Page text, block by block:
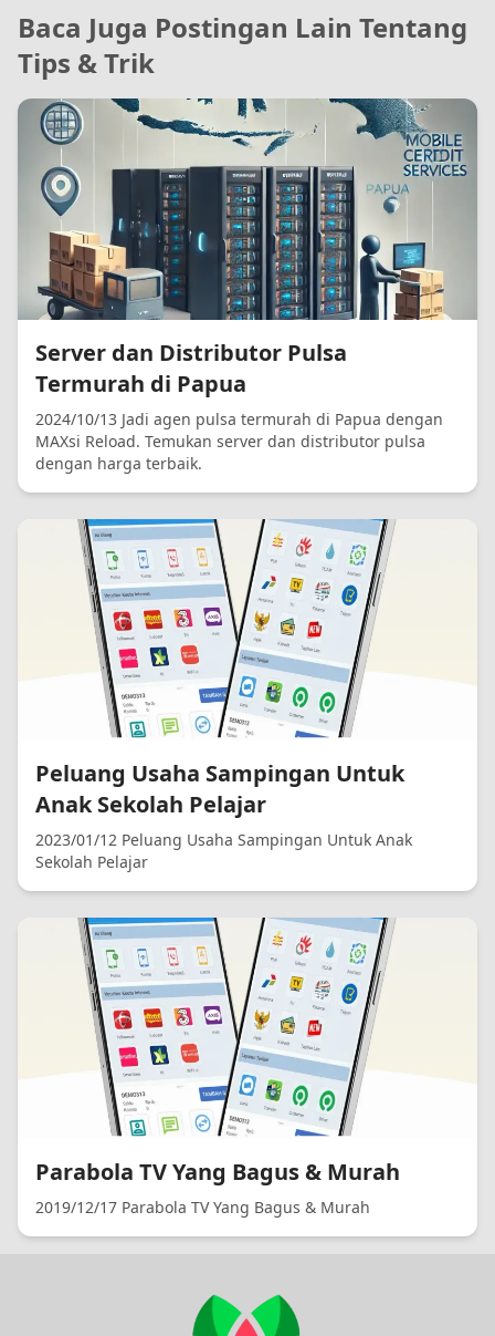
Baca Juga Postingan Lain Tentang
Tips & Trik
Server dan Distributor Pulsa
Termurah di Papua
2024/10/13 Jadi agen pulsa termurah di Papua dengan
MAXsi Reload. Temukan server dan distributor pulsa
dengan harga terbaik.
Peluang Usaha Sampingan Untuk
Anak Sekolah Pelajar
2023/01/12 Peluang Usaha Sampingan Untuk Anak
Sekolah Pelajar
Parabola TV Yang Bagus & Murah
2019/12/17 Parabola TV Yang Bagus & Murah